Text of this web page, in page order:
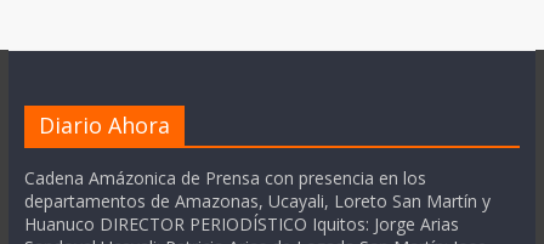
Diario Ahora
Cadena Amázonica de Prensa con presencia en los
departamentos de Amazonas, Ucayali, Loreto San Martín y
Huanuco DIRECTOR PERIODÍSTICO Iquitos: Jorge Arias